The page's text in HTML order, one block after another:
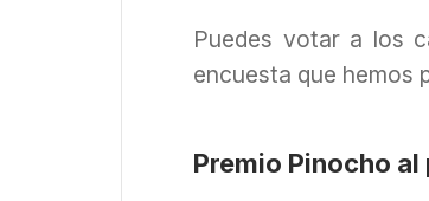
Puedes votar a los
encuesta que hemos
Premio Pinocho